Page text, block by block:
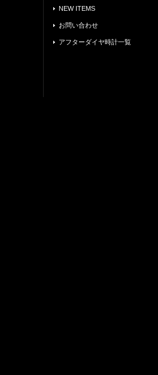
NEW ITEMS
お問い合わせ
アフターダイヤ時計一覧